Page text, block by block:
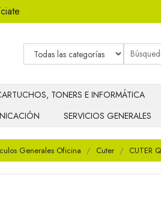
TONERS E INFORMÁTICA
SERVICIOS GENERALES
Generales Oficina Cuter CUTER